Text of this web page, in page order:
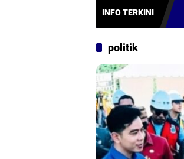
INFO TERKINI
politik